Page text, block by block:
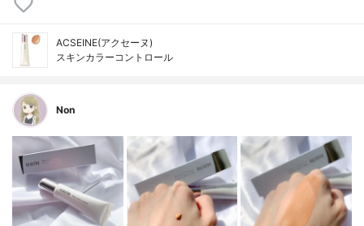
ACSEINE(アクセーヌ)
スキンカラーコントロール
Non